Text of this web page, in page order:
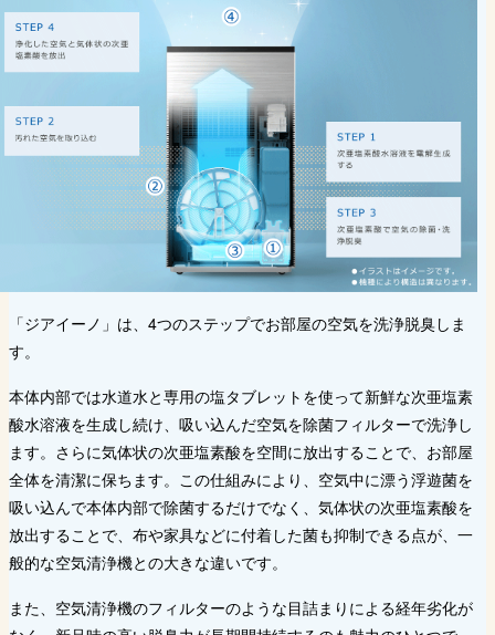
「ジアイーノ」は、4つのステップでお部屋の空気を洗浄脱臭しま
す。
本体内部では水道水と専用の塩タブレットを使って新鮮な次亜塩素
酸水溶液を生成し続け、吸い込んだ空気を除菌フィルターで洗浄し
ます。さらに気体状の次亜塩素酸を空間に放出することで、お部屋
全体を清潔に保ちます。この仕組みにより、空気中に漂う浮遊菌を
吸い込んで本体内部で除菌するだけでなく、気体状の次亜塩素酸を
放出することで、布や家具などに付着した菌も抑制できる点が、一
般的な空気清浄機との大きな違いです。
また、空気清浄機のフィルターのような目詰まりによる経年劣化が